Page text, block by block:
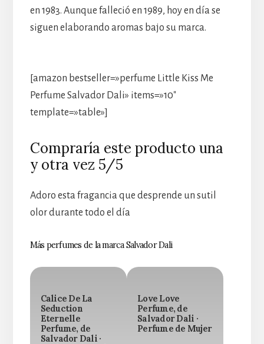
en 1983. Aunque falleció en 1989, hoy en día se
siguen elaborando aromas bajo su marca.
[amazon bestseller=»perfume Little Kiss Me
Perfume Salvador Dali» items=»10″
template=»table»]
Compraría este producto una
y otra vez 5/5
Adoro esta fragancia que desprende un sutil
olor durante todo el día
Más perfumes de la marca Salvador Dali
Calice De La
Seduction
Eternelle
Perfume, de
Salvador Dali ·
Love Love
Perfume, de
Salvador Dali ·
Perfume de Mujer